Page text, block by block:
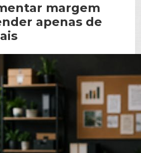
margem
apenas de